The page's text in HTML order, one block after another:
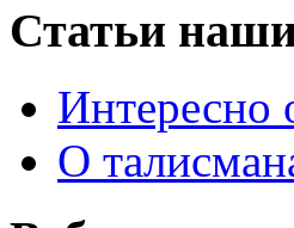
Статьи
Интересно
О